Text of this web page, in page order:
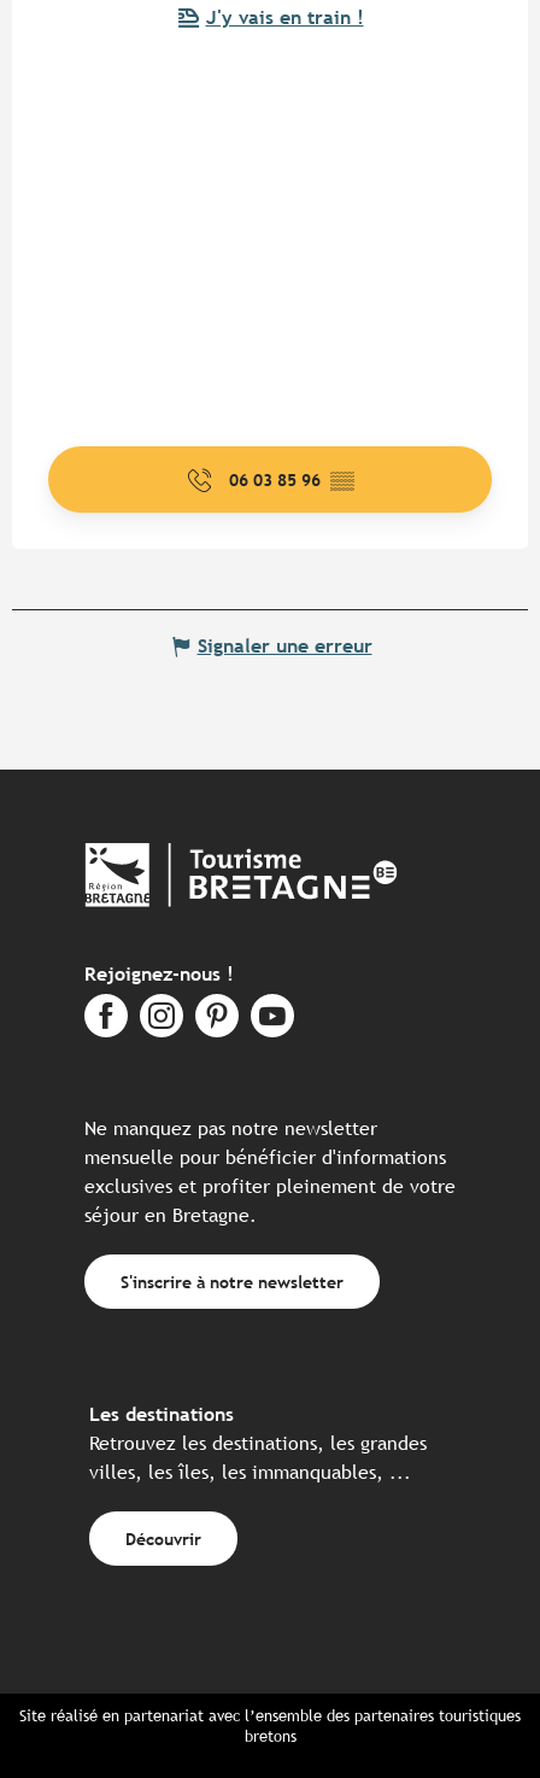
J'y vais en train !
06 03 85 96 ▒▒
Signaler une erreur
Rejoignez-nous !
Ne manquez pas notre newsletter
mensuelle pour bénéficier d'informations
exclusives et profiter pleinement de votre
séjour en Bretagne.
S'inscrire à notre newsletter
Les destinations
Retrouvez les destinations, les grandes
villes, les îles, les immanquables, ...
Découvrir
Site réalisé en partenariat avec l’ensemble des partenaires touristiques
bretons